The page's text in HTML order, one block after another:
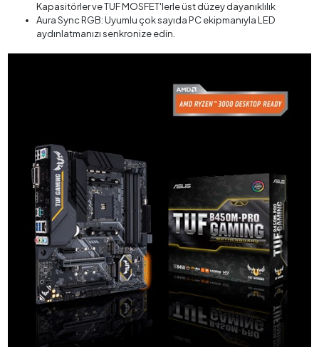
Kapasitörler ve TUF MOSFET'lerle üst düzey dayanıklılık
Aura Sync RGB: Uyumlu çok sayıda PC ekipmanıyla LED
aydınlatmanızı senkronize edin.